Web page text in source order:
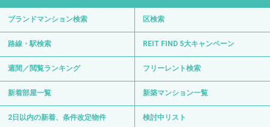
ブランドマンション検索 区検索
路線・駅検索 REIT FIND 5大キャンペーン
週間／閲覧ランキング フリーレント検索
新着部屋一覧 新築マンション一覧
2日以内の新着、条件改定物件 検討中リスト